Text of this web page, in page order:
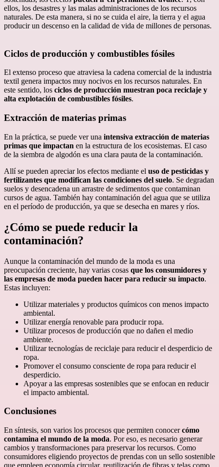
ellos, los desastres y las malas administraciones de los recursos
naturales. De esta manera, si no se cuida el aire, la tierra y el agua
producir un descenso en la calidad de vida de millones de personas.
Ciclos de producción y combustibles fósiles
El extenso proceso que atraviesa la cadena comercial de la industria
textil genera impactos muy nocivos en los recursos naturales. En
este sentido, los ciclos de producción muestran poca reciclaje y
alta explotación de combustibles fósiles.
Extracción de materias primas
En la práctica, se puede ver una intensiva extracción de materias
primas que impactan en la estructura de los ecosistemas. El caso
de la siembra de algodón es una clara pauta de la contaminación.
Allí se pueden apreciar los efectos mediante el uso de pesticidas y
fertilizantes que modifican las condiciones del suelo. Se degradan
suelos y desencadena un arrastre de sedimentos que contaminan
cursos de agua. También hay contaminación del agua que se utiliza
en el período de producción, ya que se desecha en mares y ríos.
¿Cómo se puede reducir la
contaminación?
Aunque la contaminación del mundo de la moda es una
preocupación creciente, hay varias cosas que los consumidores y
las empresas de moda pueden hacer para reducir su impacto.
Estas incluyen:
Utilizar materiales y productos químicos con menos impacto
ambiental.
Utilizar energía renovable para producir ropa.
Utilizar procesos de producción que no dañen el medio
ambiente.
Utilizar tecnologías de reciclaje para reducir el desperdicio de
ropa.
Promover el consumo consciente de ropa para reducir el
desperdicio.
Apoyar a las empresas sostenibles que se enfocan en reducir
el impacto ambiental.
Conclusiones
En síntesis, son varios los procesos que permiten conocercómo
contamina el mundo de la moda. Por eso, es necesario generar
cambios y transformaciones para preservar los recursos. Como
consumidores eligiendo proyectos de prendas con un sello sostenible